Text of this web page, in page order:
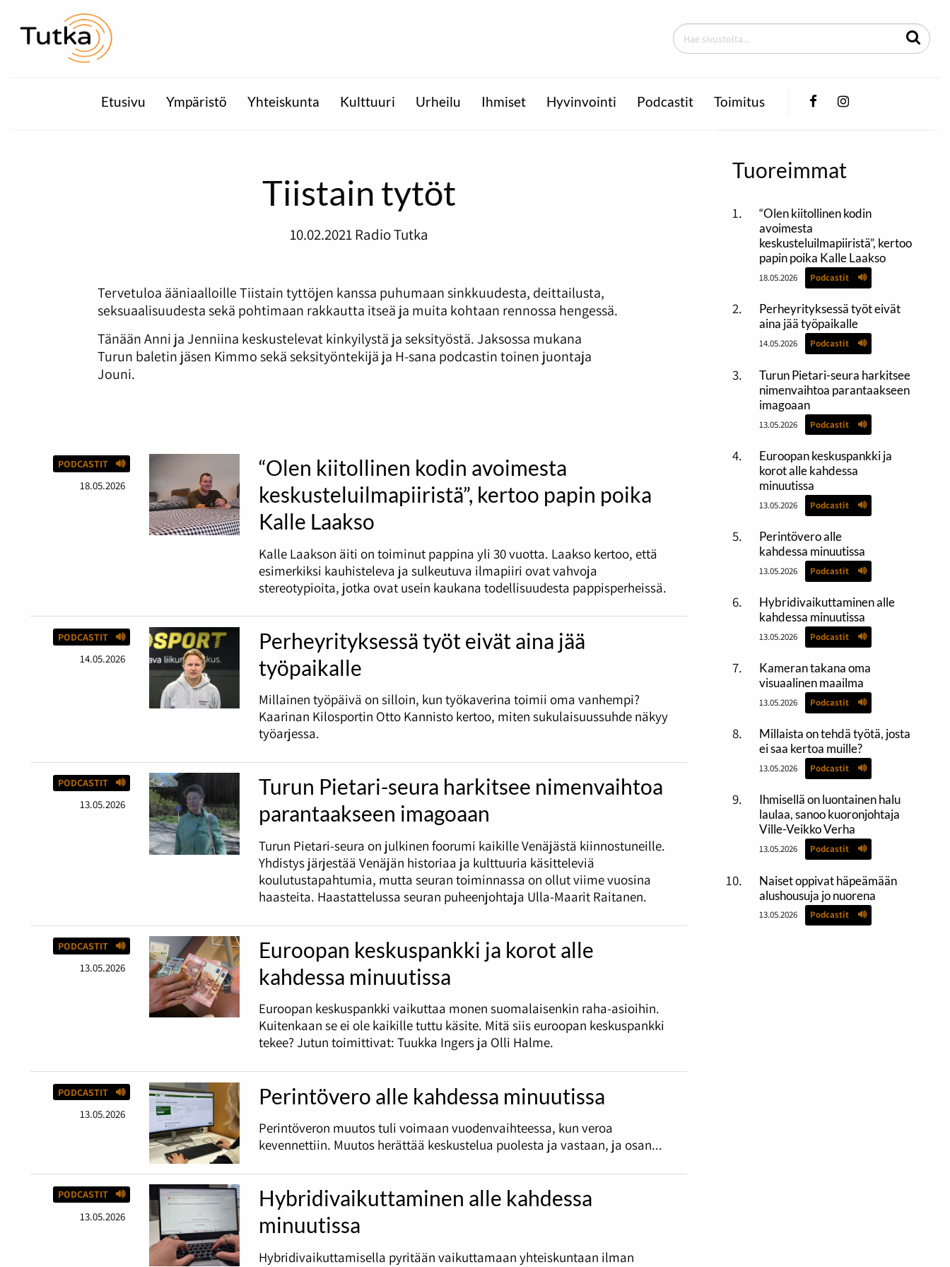
Etusivu Ympäristö Yhteiskunta Kulttuuri Urheilu Ihmiset Hyvinvointi Podcastit Toimitus FacebookInstagram
Tiistain tytöt
10.02.2021 Radio Tutka
Tervetuloa ääniaalloille Tiistain tyttöjen kanssa puhumaan sinkkuudesta, deittailusta,
seksuaalisuudesta sekä pohtimaan rakkautta itseä ja muita kohtaan rennossa hengessä.
Tänään Anni ja Jenniina keskustelevat kinkyilystä ja seksityöstä. Jaksossa mukana
Turun baletin jäsen Kimmo sekä seksityöntekijä ja H-sana podcastin toinen juontaja
Jouni.
PODCASTIT
18.05.2026
“Olen kiitollinen kodin avoimesta
keskusteluilmapiiristä”, kertoo papin poika
Kalle Laakso
Kalle Laakson äiti on toiminut pappina yli 30 vuotta. Laakso kertoo, että
esimerkiksi kauhisteleva ja sulkeutuva ilmapiiri ovat vahvoja
stereotypioita, jotka ovat usein kaukana todellisuudesta pappisperheissä.
PODCASTIT
14.05.2026
Perheyrityksessä työt eivät aina jää
työpaikalle
Millainen työpäivä on silloin, kun työkaverina toimii oma vanhempi?
Kaarinan Kilosportin Otto Kannisto kertoo, miten sukulaisuussuhde näkyy
työarjessa.
PODCASTIT
13.05.2026
Turun Pietari-seura harkitsee nimenvaihtoa
parantaakseen imagoaan
Turun Pietari-seura on julkinen foorumi kaikille Venäjästä kiinnostuneille.
Yhdistys järjestää Venäjän historiaa ja kulttuuria käsitteleviä
koulutustapahtumia, mutta seuran toiminnassa on ollut viime vuosina
haasteita. Haastattelussa seuran puheenjohtaja Ulla-Maarit Raitanen.
PODCASTIT
13.05.2026
Euroopan keskuspankki ja korot alle
kahdessa minuutissa
Euroopan keskuspankki vaikuttaa monen suomalaisenkin raha-asioihin.
Kuitenkaan se ei ole kaikille tuttu käsite. Mitä siis euroopan keskuspankki
tekee? Jutun toimittivat: Tuukka Ingers ja Olli Halme.
PODCASTIT
13.05.2026
Perintövero alle kahdessa minuutissa
Perintöveron muutos tuli voimaan vuodenvaihteessa, kun veroa
kevennettiin. Muutos herättää keskustelua puolesta ja vastaan, ja osan...
PODCASTIT
13.05.2026
Hybridivaikuttaminen alle kahdessa
minuutissa
Hybridivaikuttamisella pyritään vaikuttamaan yhteiskuntaan ilman
Tuoreimmat
“Olen kiitollinen kodin
avoimesta
keskusteluilmapiiristä”, kertoo
papin poika Kalle Laakso
18.05.2026 Podcastit
Perheyrityksessä työt eivät
aina jää työpaikalle
14.05.2026 Podcastit
Turun Pietari-seura harkitsee
nimenvaihtoa parantaakseen
imagoaan
13.05.2026 Podcastit
Euroopan keskuspankki ja
korot alle kahdessa
minuutissa
13.05.2026 Podcastit
Perintövero alle
kahdessa minuutissa
13.05.2026 Podcastit
Hybridivaikuttaminen alle
kahdessa minuutissa
13.05.2026 Podcastit
Kameran takana oma
visuaalinen maailma
13.05.2026 Podcastit
Millaista on tehdä työtä, josta
ei saa kertoa muille?
13.05.2026 Podcastit
Ihmisellä on luontainen halu
laulaa, sanoo kuoronjohtaja
Ville-Veikko Verha
13.05.2026 Podcastit
Naiset oppivat häpeämään
alushousuja jo nuorena
13.05.2026 Podcastit